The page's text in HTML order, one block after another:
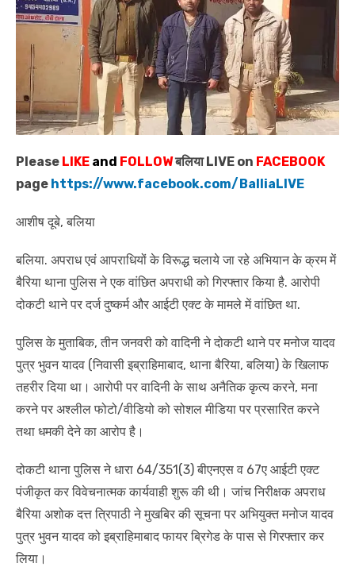
Please LIKE and FOLLOWबलिया LIVE on FACEBOOK
page https://www.facebook.com/BalliaLIVE
आशीष दूबे, बलिया
बलिया. अपराध एवं आपराधियों के विरूद्ध चलाये जा रहे अभियान के क्रम में
बैरिया थाना पुलिस ने एक वांछित अपराधी को गिरफ्तार किया है. आरोपी
दोकटी थाने पर दर्ज दुष्कर्म और आईटी एक्ट के मामले में वांछित था.
पुलिस के मुताबिक, तीन जनवरी को वादिनी ने दोकटी थाने पर मनोज यादव
पुत्र भुवन यादव (निवासी इब्राहिमाबाद, थाना बैरिया, बलिया) के खिलाफ
तहरीर दिया था। आरोपी पर वादिनी के साथ अनैतिक कृत्य करने, मना
करने पर अश्लील फोटो/वीडियो को सोशल मीडिया पर प्रसारित करने
तथा धमकी देने का आरोप है।
दोकटी थाना पुलिस ने धारा 64/351(3) बीएनएस व 67ए आईटी एक्ट
पंजीकृत कर विवेचनात्मक कार्यवाही शुरू की थी। जांच निरीक्षक अपराध
बैरिया अशोक दत्त त्रिपाठी ने मुखबिर की सूचना पर अभियुक्त मनोज यादव
पुत्र भुवन यादव को इब्राहिमाबाद फायर ब्रिगेड के पास से गिरफ्तार कर
लिया।